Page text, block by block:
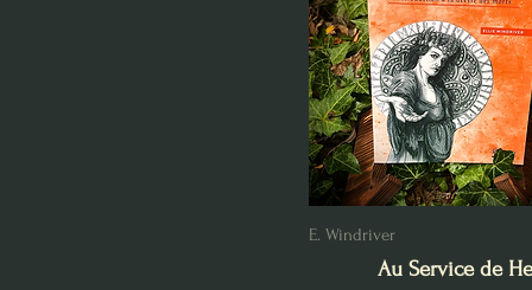
E. Windriver
Au Service de